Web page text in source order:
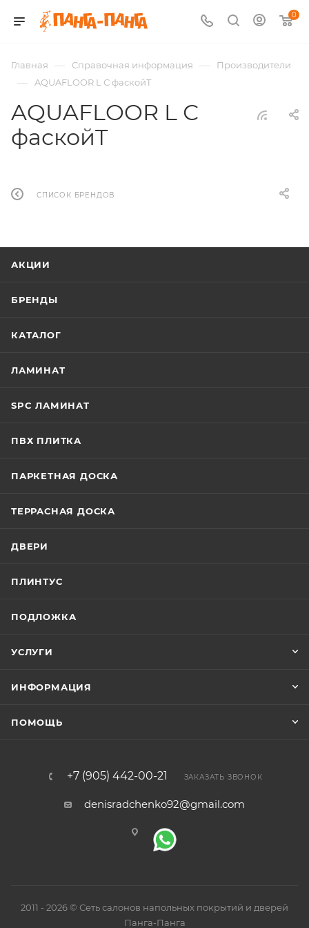
0
Главная — Справочная информация — Производители
— AQUAFLOOR L С фаскойT
AQUAFLOOR L С
фаскойT
СПИСОК БРЕНДОВ
АКЦИИ
БРЕНДЫ
КАТАЛОГ
ЛАМИНАТ
SPC ЛАМИНАТ
ПВХ ПЛИТКА
ПАРКЕТНАЯ ДОСКА
ТЕРРАСНАЯ ДОСКА
ДВЕРИ
ПЛИНТУС
ПОДЛОЖКА
УСЛУГИ
ИНФОРМАЦИЯ
ПОМОЩЬ
+7 (905) 442-00-21 ЗАКАЗАТЬ ЗВОНОК
denisradchenko92@gmail.com
2011 - 2026 © Сеть салонов напольных покрытий и дверей
Панга-Панга